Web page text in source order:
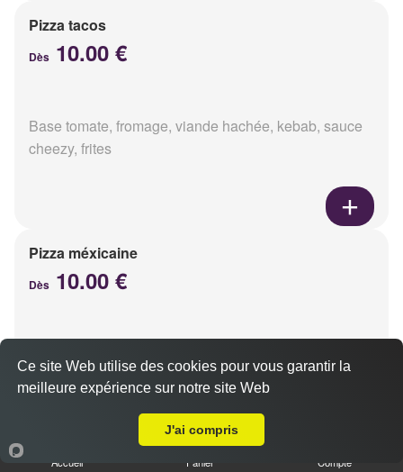
Pizza tacos
Dès 10.00 €
Base tomate, fromage, viande hachée, kebab, sauce
cheezy, frites
Pizza méxicaine
Dès 10.00 €
chorizo, poivrons
Accueil Panier Compte
Ce site Web utilise des cookies pour vous garantir la
meilleure expérience sur notre site Web
J'ai compris